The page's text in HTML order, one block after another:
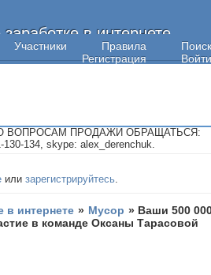
в интернете
Участники Правила
Поиск
Регистрация
Войти
ВОПРОСАМ ПРОДАЖИ ОБРАЩАТЬСЯ:
134, skype: alex_derenchuk.
илизарегистрируйтесь
в интернете » Мусор » Ваши 500
в команде Оксаны Тарасовой